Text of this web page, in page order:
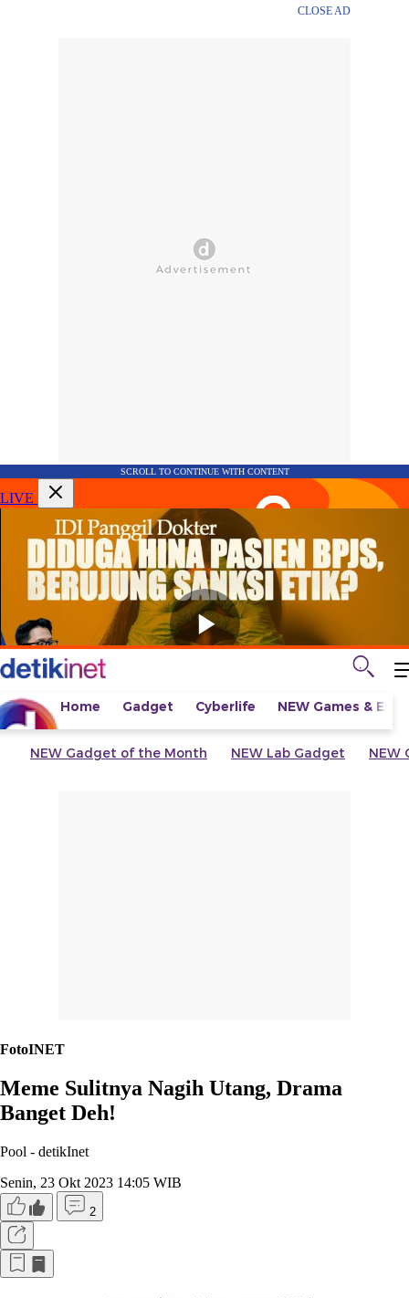
CLOSE AD
SCROLL TO CONTINUE WITH CONTENT
LIVE
Home Gadget Cyberlife NEW Games &
NEW Gadget of the Month NEW Lab Gadget NEW
FotoINET
Meme Sulitnya Nagih Utang, Drama
Banget Deh!
Pool - detikInet
Senin, 23 Okt 2023 14:05 WIB
2